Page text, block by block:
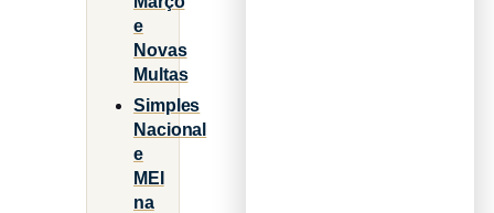
e
Novas
Multas
Simples
Nacional
e
MEI
na